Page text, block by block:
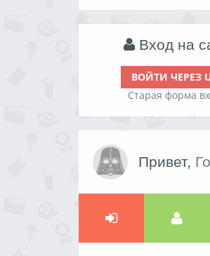
Вход на
ВОЙТИ ЧЕРЕЗ
Старая форма
Привет,